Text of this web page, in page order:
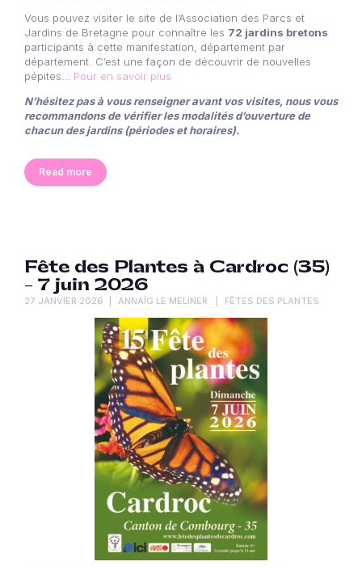
Vous pouvez visiter le site de l’Association des Parcs et
Jardins de Bretagne pour connaître les 72 jardins bretons
participants à cette manifestation, département par
département. C’est une façon de découvrir de nouvelles
pépites… Pour en savoir plus
N’hésitez pas à vous renseigner avant vos visites, nous vous
recommandons de vérifier les modalités d’ouverture de
chacun des jardins (périodes et horaires).
Read more
Fête des Plantes à Cardroc (35)
– 7 juin 2026
27 JANVIER 2026 ANNAÏG LE MELINER FÊTES DES PLANTES